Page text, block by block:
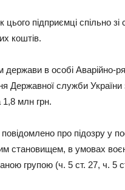
цього підприємці спільно
коштів.
держави в особі Аварійно-
Державної служби України
млн грн.
повідомлено про підозру у
становищем, в умовах
групою (ч. 5 ст. 27, ч. 5